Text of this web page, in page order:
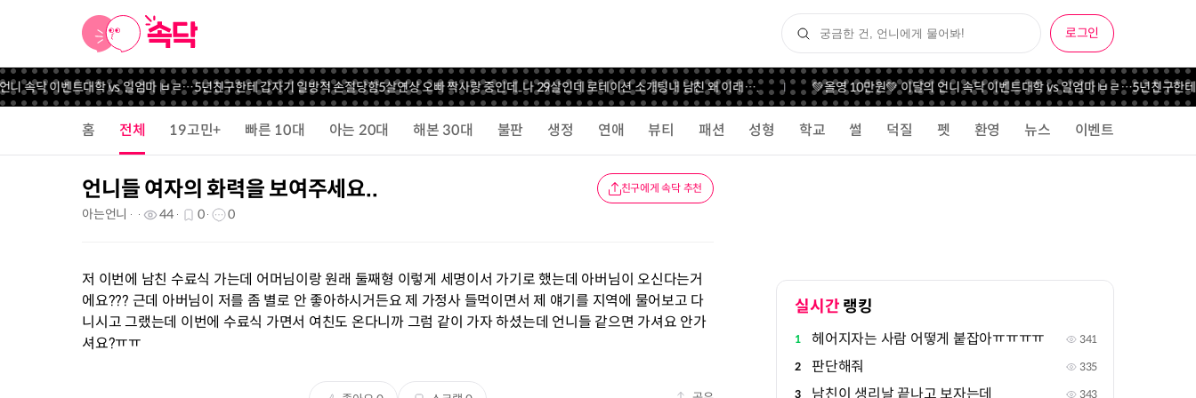
로그인
속닥 이벤트대학 vs 일엄마 ㅂㄹ…5년친구한테 갑자기 일방적 손절당함5살연상 오빠 짝사랑 중인데..나 29살인데 로테이션 소개팅내 남친 왜 이래…. 💚올영 10만원💚 이달의 언니 속닥 이벤트대학 vs 일엄마 ㅂㄹ…5년친구한테
홈 전체 19고민+ 빠른 10대 아는 20대 해본 30대 불판 생정 연애 뷰티 패션 성형 학교 썰 덕질 펫 환영 뉴스 이벤트
언니들 여자의 화력을 보여주세요.. 친구에게 속닥 추천
아는언니 44 0 0
저 이번에 남친 수료식 가는데 어머님이랑 원래 둘째형 이렇게 세명이서 가기로 했는데 아버님이 오신다는거
에요??? 근데 아버님이 저를 좀 별로 안 좋아하시거든요 제 가정사 들먹이면서 제 얘기를 지역에 물어보고 다
니시고 그랬는데 이번에 수료식 가면서 여친도 온다니까 그럼 같이 가자 하셨는데 언니들 같으면 가셔요 안가
셔요?ㅠㅠ
실시간 랭킹
1 헤어지자는 사람 어떻게 붙잡아ㅠㅠㅠㅠ 341
2 판단해줘 335
3 남친이 생리날 끝나고 보자는데 343